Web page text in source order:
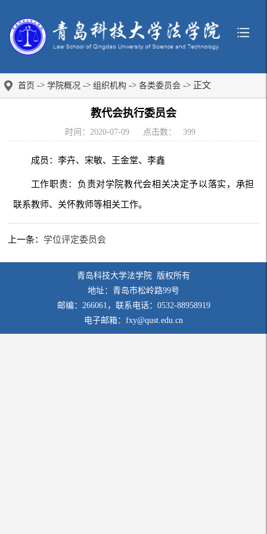
首页 -> 学院概况 -> 组织机构 -> 各类委员会 -> 正文
教代会执行委员会
时间：2020-07-09 点击数： 399
成员：李卉、宋敏、王金堂、李鑫
工作职责：负责对学院教代会相关决定予以落实，承担
联系教师、关怀教师等相关工作。
上一条： 学位评定委员会
青岛科技大学法学院 版权所有
地址：青岛市松岭路99号
邮编：266061，联系电话：0532-88958919
电子邮箱：fxy@qust.edu.cn